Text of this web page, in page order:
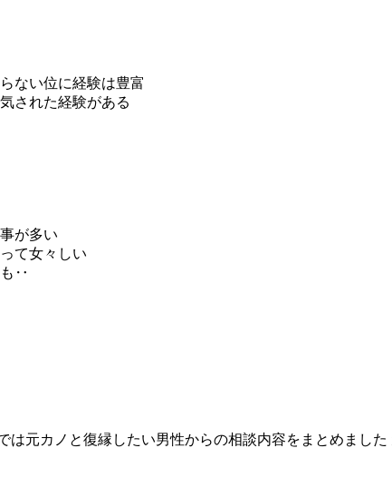
ない位に経験は豊富
された経験がある
が多い
て女々しい
も‥
元カノと復縁したい男性からの相談内容をまとめまし